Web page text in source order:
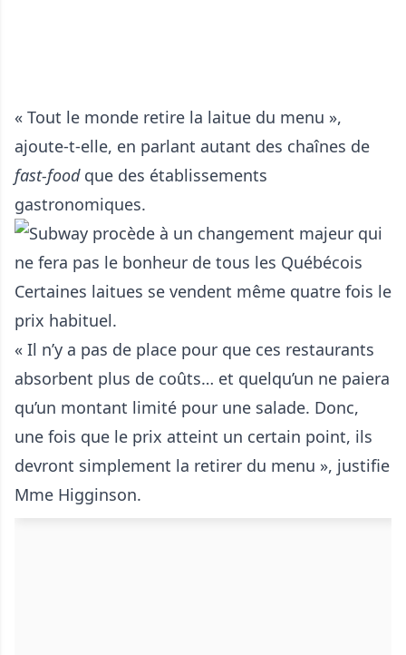
« Tout le monde retire la laitue du menu »,
ajoute-t-elle, en parlant autant des chaînes de
fast-foodque des établissements
gastronomiques.
Certaines laitues se vendent même quatre fois le
prix habituel.
« Il n’y a pas de place pour que ces restaurants
absorbent plus de coûts… et quelqu’un ne paiera
qu’un montant limité pour une salade. Donc,
une fois que le prix atteint un certain point, ils
devront simplement la retirer du menu », justifie
Mme Higginson.